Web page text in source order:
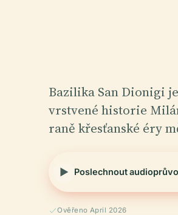
Bazilika San Dionigi
vrstvené historie
raně křesťanské éry
Poslechnout
Ověřeno April 2026